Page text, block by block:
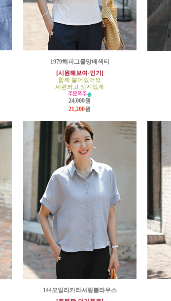
1979해피그물망배색티
[시원해보여-인기]
함께 붙어있어요
세련되고 엣지있게
24,000원
21,200원
144오일리카라셔링블라우스